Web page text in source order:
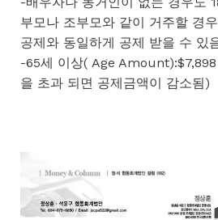
부모나 조부모와 같이 거주할 경
공제와 동일하게 공제 받을 수 있
-65세 이상( Age
을 초과 되면 공제금액이 감소됨)